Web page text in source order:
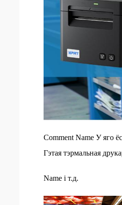
Comment Name У яго
Гэтая тэрмальная
Name і т.д.